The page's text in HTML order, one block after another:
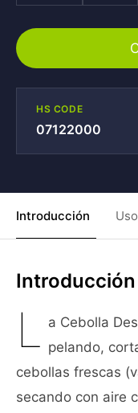
HS CODE
07122000
Introducción
Introducción
L a Cebolla
pelando,
cebollas frescas
secando con aire